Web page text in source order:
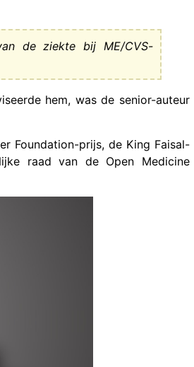
de ziekte bij ME/CVS-
hem, was de senior-auteur
Foundation-prijs, de King Faisal-
raad van de Open Medicine